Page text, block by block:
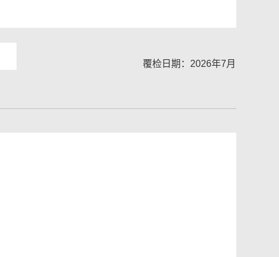
覆检日期：2026年7月